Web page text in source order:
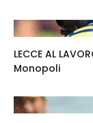
LECCE AL
Monopoli